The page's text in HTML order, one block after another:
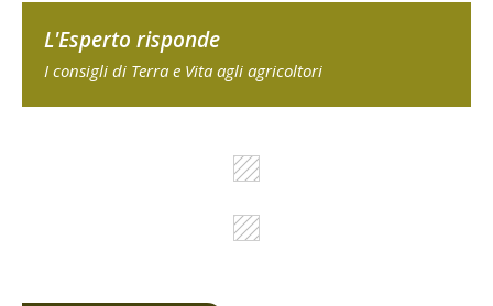
L'Esperto risponde
I consigli di Terra e Vita agli agricoltori